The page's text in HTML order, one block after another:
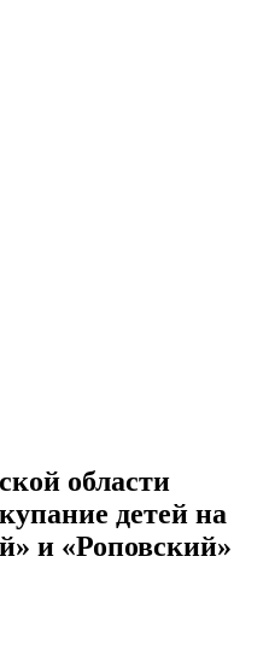
области
детей на
и «Роповский»